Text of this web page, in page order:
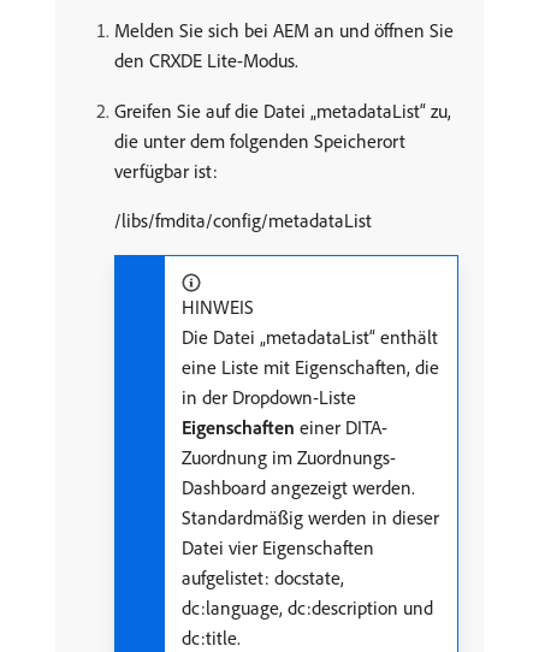
Melden Sie sich bei AEM an und öffnen Sie
den CRXDE Lite-Modus.
Greifen Sie auf die Datei „metadataList“ zu,
die unter dem folgenden Speicherort
verfügbar ist:
/libs/fmdita/config/metadataList
HINWEIS
Die Datei „metadataList“ enthält
eine Liste mit Eigenschaften, die
in der Dropdown-Liste
Eigenschaften einer DITA-
Zuordnung im Zuordnungs-
Dashboard angezeigt werden.
Standardmäßig werden in dieser
Datei vier Eigenschaften
aufgelistet: docstate,
dc:language, dc:description und
dc:title.